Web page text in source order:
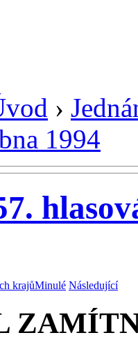
›
1994
krajůMinulé Následující